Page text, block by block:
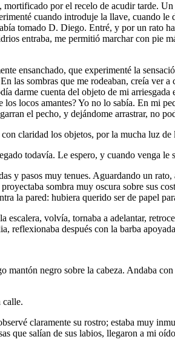
por el recelo de acudir tarde.
cuando introduje la llave, cuando
tomado D. Diego. Entré, y por un rato
entraba, me permitió marchar con pie
ensanchado, que experimenté la
las sombras que me rodeaban, creía ver
darme cuenta del objeto de mi
locos amantes? Yo no lo sabía. En mi
el pecho, y dejándome arrastrar, no
claridad los objetos, por la mucha luz
todavía. Le espero, y cuando venga le
y pasos muy tenues. Aguardando un
sombra muy oscura sobre sus
la pared: hubiera querido ser de papel
volvía, tornaba a adelantar,
reflexionaba después con la barba
mantón negro sobre la cabeza. Andaba
claramente su rostro; estaba muy
que salían de sus labios, llegaron a mi